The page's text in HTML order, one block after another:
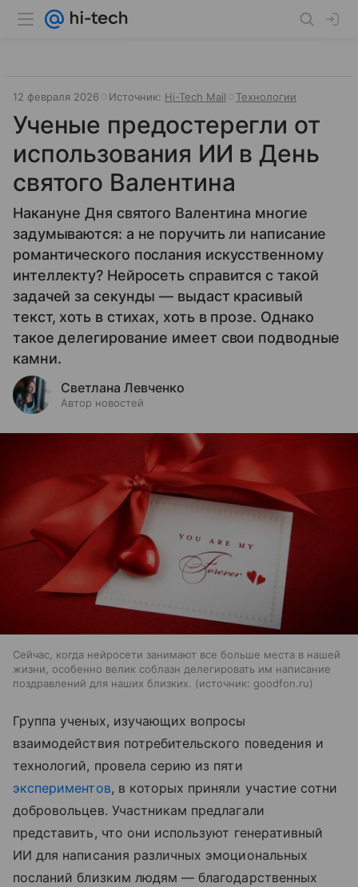
12 февраля 2026 Источник: Hi-Tech Mail Технологии
Ученые предостерегли от
использования ИИ в День
святого Валентина
Накануне Дня святого Валентина многие
задумываются: а не поручить ли написание
романтического послания искусственному
интеллекту? Нейросеть справится с такой
задачей за секунды — выдаст красивый
текст, хоть в стихах, хоть в прозе. Однако
такое делегирование имеет свои подводные
камни.
Светлана Левченко
Автор новостей
Сейчас, когда нейросети занимают все больше места в нашей
жизни, особенно велик соблазн делегировать им написание
поздравлений для наших близких.
источник: goodfon.ru
Группа ученых, изучающих вопросы
взаимодействия потребительского поведения и
технологий, провела серию из пяти
экспериментов, в которых приняли участие сотни
добровольцев. Участникам предлагали
представить, что они используют генеративный
ИИ для написания различных эмоциональных
посланий близким людям — благодарственных